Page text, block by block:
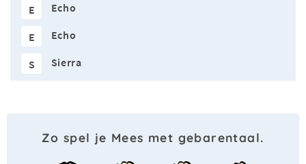
E Echo
E Echo
S Sierra
Zo spel je Mees met gebarentaal.